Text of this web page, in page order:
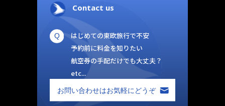
Contact us
はじめての東欧旅行で不安
予約前に料金を知りたい
航空券の手配だけでも大丈夫？
etc...